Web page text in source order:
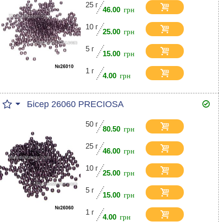
25 г
46.00
10 г
25.00
5 г
15.00
1 г
4.00
Бісер 26060 PRECIOSA
50 г
80.50
25 г
46.00
10 г
25.00
5 г
15.00
1 г
4.00